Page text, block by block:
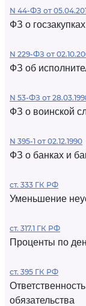
N 44-ФЗ от
ФЗ о госзакупках
N 229-ФЗ от
ФЗ об
N 53-ФЗ от
ФЗ о воинской
N 395-1 от 02.12.1990
ФЗ о банках и
ст. 333 ГК РФ
Уменьшение
ст. 317.1 ГК РФ
Проценты по
ст. 395 ГК РФ
обязательства